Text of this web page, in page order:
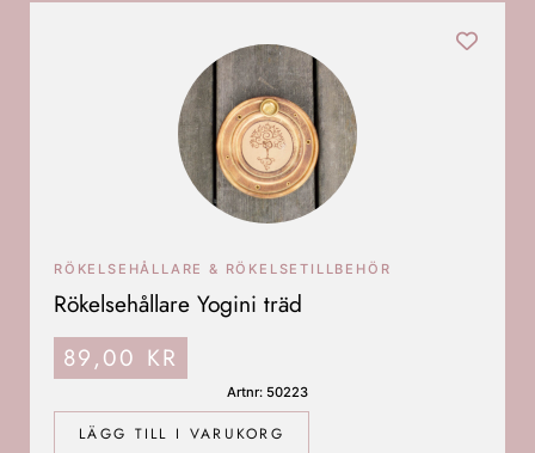
LÄGG TILL I VARUKORG
RÖKELSEHÅLLARE & RÖKELSETILLBEHÖR
Rökelsehållare Yogini träd
89,00 KR
Artnr: 50223